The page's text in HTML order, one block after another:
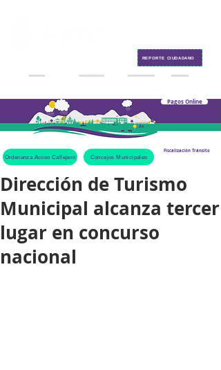
Pagos Online
Ordenanza Acoso Callejero Concejos Municipales
Fiscalización Tránsito
REPORTE CIUDADANO
Dirección de Turismo
Municipal alcanza tercer
lugar en concurso
nacional